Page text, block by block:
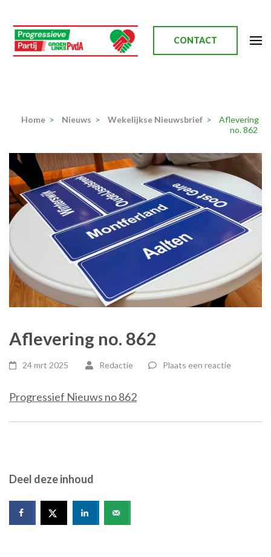
naar
inhoud
(Druk
CONTACT
Home > Nieuws > Wekelijkse Nieuwsbrief >
Aflevering
no. 862
Aflevering no. 862
24 mrt 2025 Redactie Plaats een reactie
Progressief Nieuws no 862
Deel deze inhoud